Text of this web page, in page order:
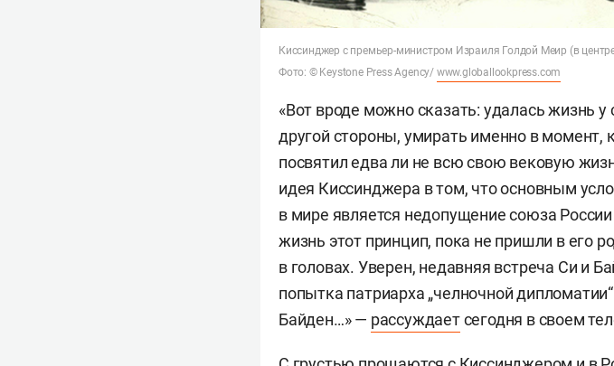
Киссинджер с премьер-министром Израиля Голдой Меир (в
Фото: © Keystone Press Agency/ www.globallookpress.com
«Вот вроде можно сказать: удалась жизнь
другой стороны, умирать именно в момент,
посвятил едва ли не всю свою вековую
идея Киссинджера в том, что основным
в мире является недопущение союза
жизнь этот принцип, пока не пришли в его
в головах. Уверен, недавняя встреча Си и
попытка патриарха „челночной
Байден…» — рассуждаетсегодня в своем